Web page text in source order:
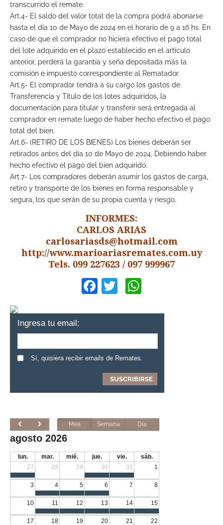
transcurrido el remate.
Art.4- El saldo del valor total de la compra podrá abonarse
hasta el día 10 de Mayo de 2024 en el horario de 9 a 16 hs. En
caso de que el comprador no hiciera efectivo el pago total
del lote adquirido en el plazo establecido en el artículo
anterior, perderá la garantía y seña depositada más la
comisión e impuesto correspondiente al Rematador.
Art.5- El comprador tendrá a su cargo los gastos de
Transferencia y Título de los lotes adquiridos, la
documentación para titular y transferir será entregada al
comprador en remate luego de haber hecho efectivo el pago
total del bien.
Art.6- (RETIRO DE LOS BIENES) Los bienes deberán ser
retirados antes del día 10 de Mayo de 2024, Debiendo haber
hecho efectivo el pago del bien adquirido.
Art.7- Los compradores deberán asumir los gastos de carga,
retiro y transporte de los bienes en forma responsable y
segura, los que serán de su propia cuenta y riesgo.
INFORMES:
CARLOS ARIAS
carlosariasds@hotmail.com
http://www.marioariasremates.com.uy
Tels. 099 227623 / 097 999967
Facebook
Twitter
Ingresa tu email:
Sí, quisiera recibir emails de Remates.
Mes Semana Día
agosto 2026
lun. mar. mié. jue. vie.
sáb.
27
28 29 30 31 1
3 4 5 6 7 8
10 11 12 13 14 15
17 18 19 20 21 22